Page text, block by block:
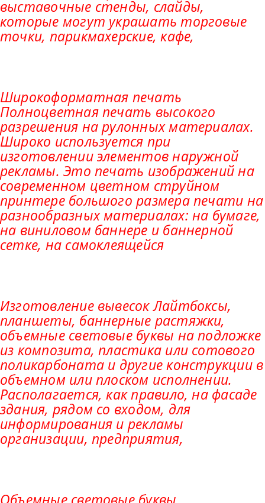
выставочные стенды, слайды,
которые могут украшать торговые
точки, парикмахерские, кафе,
Широкоформатная печать
Полноцветная печать высокого
разрешения на рулонных материалах.
Широко используется при
изготовлении элементов наружной
рекламы. Это печать изображений на
современном цветном струйном
принтере большого размера печати на
разнообразных материалах: на бумаге,
на виниловом баннере и баннерной
сетке, на самоклеящейся
Изготовление вывесок Лайтбоксы,
планшеты, баннерные растяжки,
объемные световые буквы на подложке
из композита, пластика или сотового
поликарбоната и другие конструкции в
объемном или плоском исполнении.
Располагается, как правило, на фасаде
здания, рядом со входом, для
информирования и рекламы
организации, предприятия,